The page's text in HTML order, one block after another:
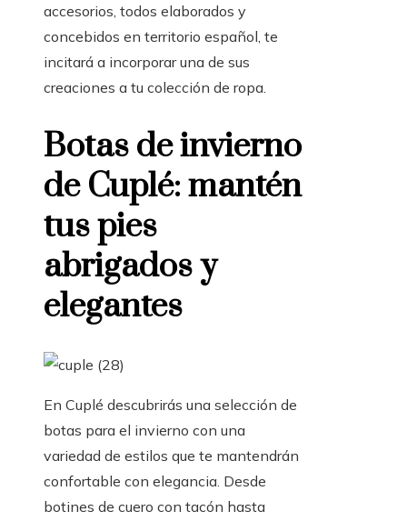
accesorios, todos elaborados y
concebidos en territorio español, te
incitará a incorporar una de sus
creaciones a tu colección de ropa.
Botas de invierno
de Cuplé: mantén
tus pies
abrigados y
elegantes
En Cuplé descubrirás una selección de
botas para el invierno con una
variedad de estilos que te mantendrán
confortable con elegancia. Desde
botines de cuero con tacón hasta